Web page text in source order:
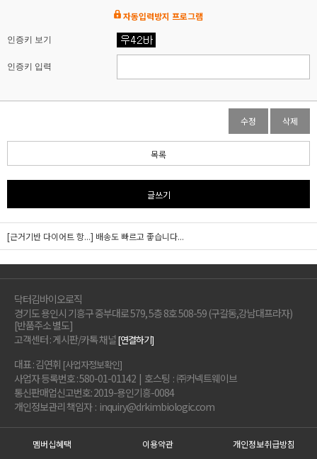
자동입력방지 프로그램
인증키 보기
인증키 입력
수정 삭제
목록
글쓰기
[근거기반 다이어트 항...] 배송도 빠르고 좋습니다...
닥터김바이오로직
경기도 용인시 기흥구 중부대로 579, 5층 8호 508-59 (구갈동,강남대프라자)
[반품주소 별도]
고객센터 : 게시판/카톡 채널[연결하기]
대표 : 김연휘 [사업자정보확인]
사업자 등록번호 : 580-01-01142 | 호스팅 : ㈜커넥트웨이브
통신판매업신고번호: 2019-용인기흥-0084
개인정보관리 책임자 : inquiry@drkimbiologic.com
멤버십혜택 이용약관 개인정보취급방침